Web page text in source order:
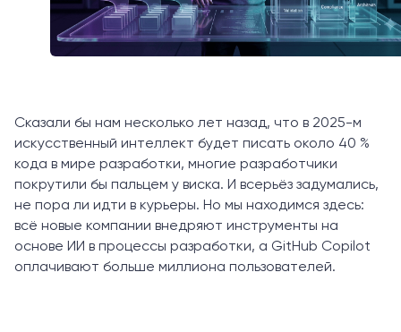
Сказали бы нам несколько лет назад, что в 2025-м
искусственный интеллект будет писать около 40 %
кода в мире разработки, многие разработчики
покрутили бы пальцем у виска. И всерьёз задумались,
не пора ли идти в курьеры. Но мы находимся здесь:
всё новые компании внедряют инструменты на
основе ИИ в процессы разработки, а GitHub Copilot
оплачивают больше миллиона пользователей.